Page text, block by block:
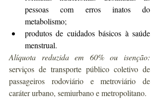
pessoas com erros inatos do
metabolismo;
produtos de cuidados básicos à saúde
menstrual.
Alíquota reduzida em 60% ou isenção:
serviços de transporte público coletivo de
passageiros rodoviário e metroviário de
caráter urbano, semiurbano e metropolitano.